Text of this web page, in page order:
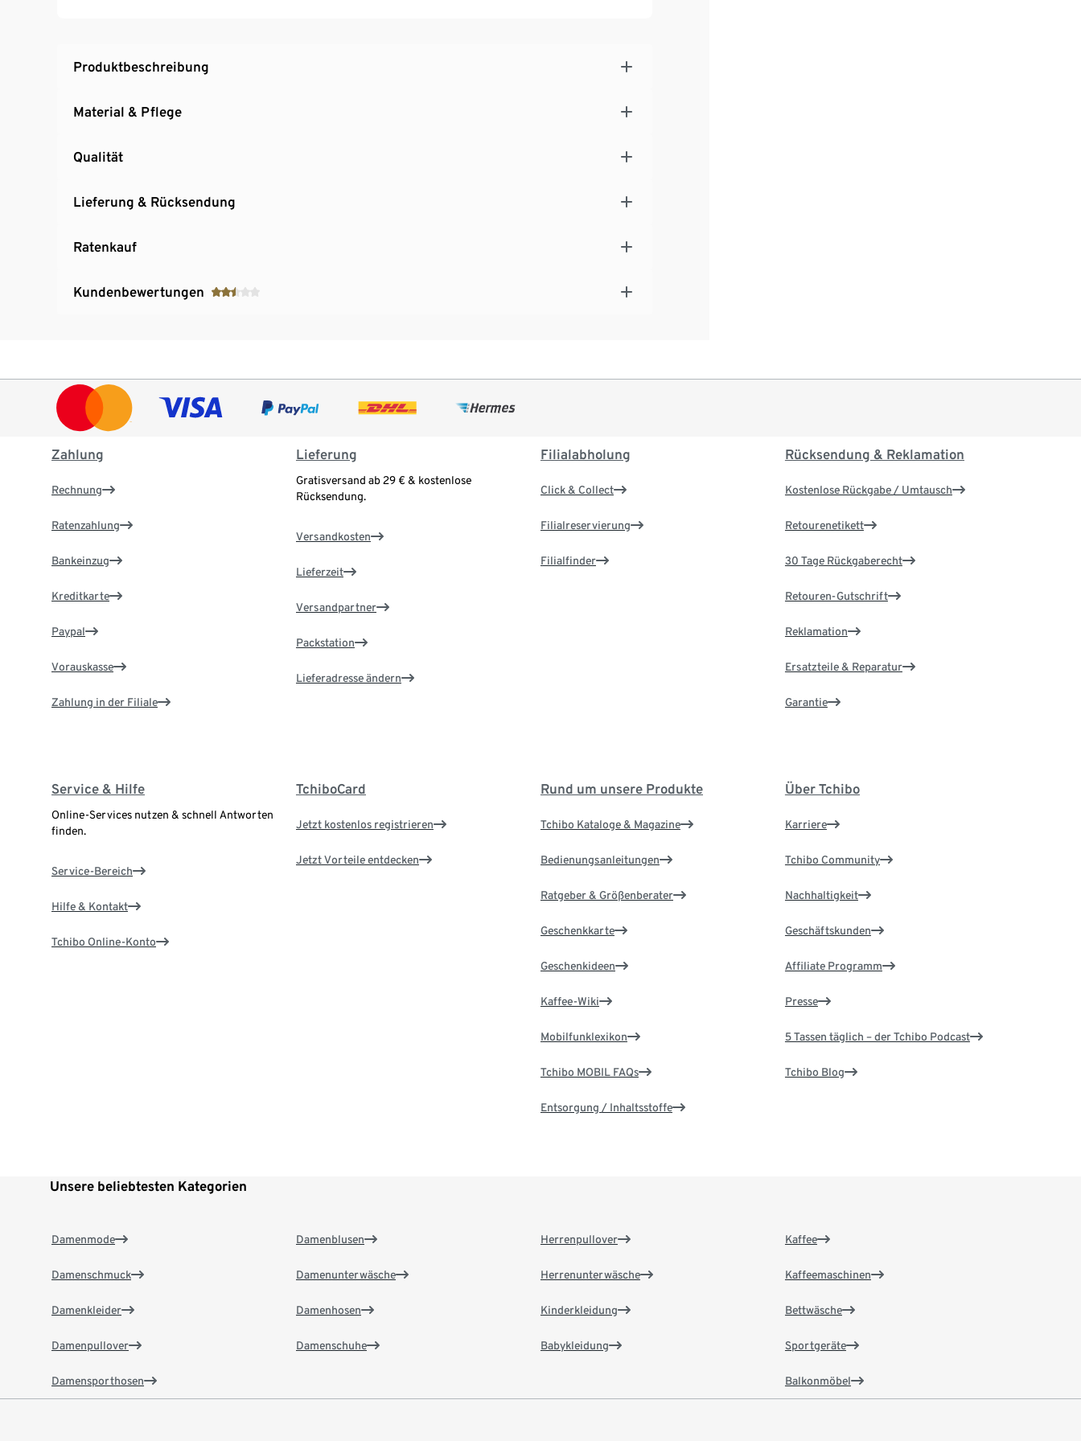
Produktbeschreibung
Material & Pflege
Qualität
Lieferung & Rücksendung
Ratenkauf
Kundenbewertungen
Zahlung
Rechnung
Ratenzahlung
Bankeinzug
Kreditkarte
Paypal
Vorauskasse
Zahlung in der Filiale
Lieferung
Gratisversand ab 29 € & kostenlose
Rücksendung.
Versandkosten
Lieferzeit
Versandpartner
Packstation
Lieferadresse ändern
Filialabholung
Click & Collect
Filialreservierung
Filialfinder
Rücksendung & Reklamation
Kostenlose Rückgabe / Umtausch
Retourenetikett
30 Tage Rückgaberecht
Retouren-Gutschrift
Reklamation
Ersatzteile & Reparatur
Garantie
Service & Hilfe
Online-Services nutzen & schnell Antworten
finden.
Service-Bereich
Hilfe & Kontakt
Tchibo Online-Konto
TchiboCard
Jetzt kostenlos registrieren
Jetzt Vorteile entdecken
Rund um unsere Produkte
Tchibo Kataloge & Magazine
Bedienungsanleitungen
Ratgeber & Größenberater
Geschenkkarte
Geschenkideen
Kaffee-Wiki
Mobilfunklexikon
Tchibo MOBIL FAQs
Entsorgung / Inhaltsstoffe
Über Tchibo
Karriere
Tchibo Community
Nachhaltigkeit
Geschäftskunden
Affiliate Programm
Presse
5 Tassen täglich – der Tchibo Podcast
Tchibo Blog
Unsere beliebtesten Kategorien
Damenmode
Damenschmuck
Damenkleider
Damenpullover
Damensporthosen
Damenblusen
Damenunterwäsche
Damenhosen
Damenschuhe
Herrenpullover
Herrenunterwäsche
Kinderkleidung
Babykleidung
Kaffee
Kaffeemaschinen
Bettwäsche
Sportgeräte
Balkonmöbel